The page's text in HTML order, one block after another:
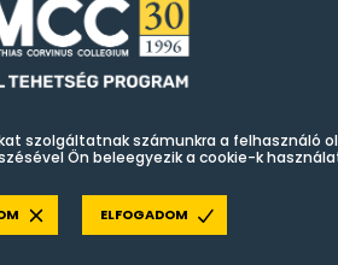
várja az ide járó
is
eseménye a
szolgáltatnak számunkra a felhasználó
Ön beleegyezik a cookie-k
ELFOGADOM